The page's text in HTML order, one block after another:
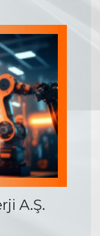
A.Ş.